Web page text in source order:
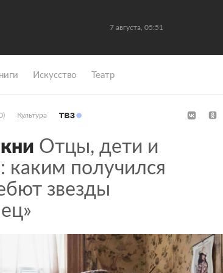
7 августа, 05:51
Искусство Театр
Культура
Отцы, дети и
каким получился
звезды